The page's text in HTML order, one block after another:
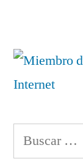
Buscar: